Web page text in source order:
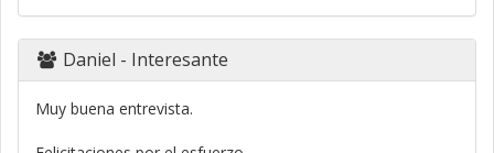
Daniel - Interesante
Muy buena entrevista.